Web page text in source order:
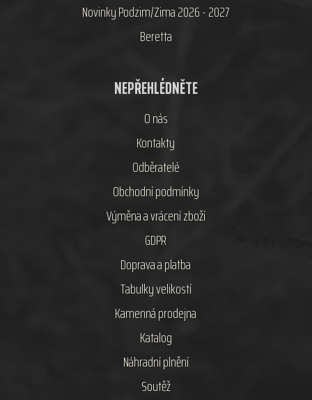
Novinky Podzim/Zima 2026 - 2027
Beretta
NEPŘEHLÉDNĚTE
O nás
Kontakty
Odběratelé
Obchodní podmínky
Výměna a vrácení zboží
GDPR
Doprava a platba
Tabulky velikostí
Kamenná prodejna
Katalog
Náhradní plnění
Soutěž